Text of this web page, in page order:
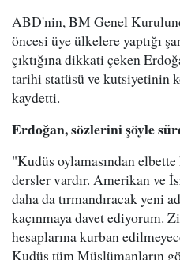
ABD'nin, BM Genel
öncesi üye ülkelere yaptığı
çıktığına dikkati çeken
tarihi statüsü ve kutsiyetinin
kaydetti.
Erdoğan, sözlerini şöyle
"Kudüs oylamasından
dersler vardır. Amerikan ve
daha da tırmandıracak yeni
kaçınmaya davet ediyorum.
hesaplarına kurban
Kudüs tüm Müslümanların